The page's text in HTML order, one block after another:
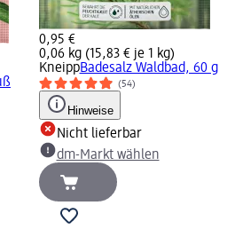
0,95 €
0,06 kg (15,83 € je 1 kg)
KneippBadesalz Waldbad, 60 g
(54)
Hinweise
Nicht lieferbar
dm-Markt wählen